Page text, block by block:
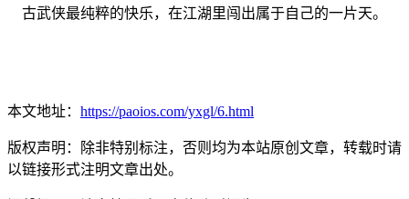
古武侠最纯粹的快乐，在江湖里闯出属于自己的一片天。
本文地址： https://paoios.com/yxgl/6.html
版权声明：除非特别标注，否则均为本站原创文章，转载时请
以链接形式注明文章出处。